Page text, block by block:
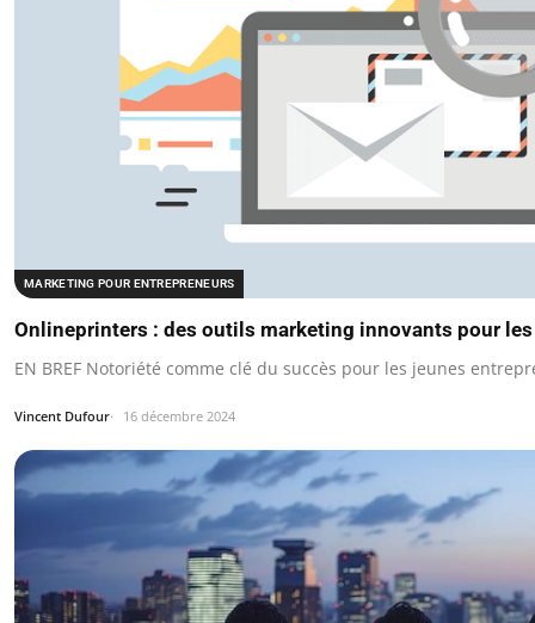
MARKETING POUR ENTREPRENEURS
Onlineprinters : des outils marketing innovants pour
EN BREF Notoriété comme clé du succès pour les jeunes
Vincent Dufour 16 décembre 2024